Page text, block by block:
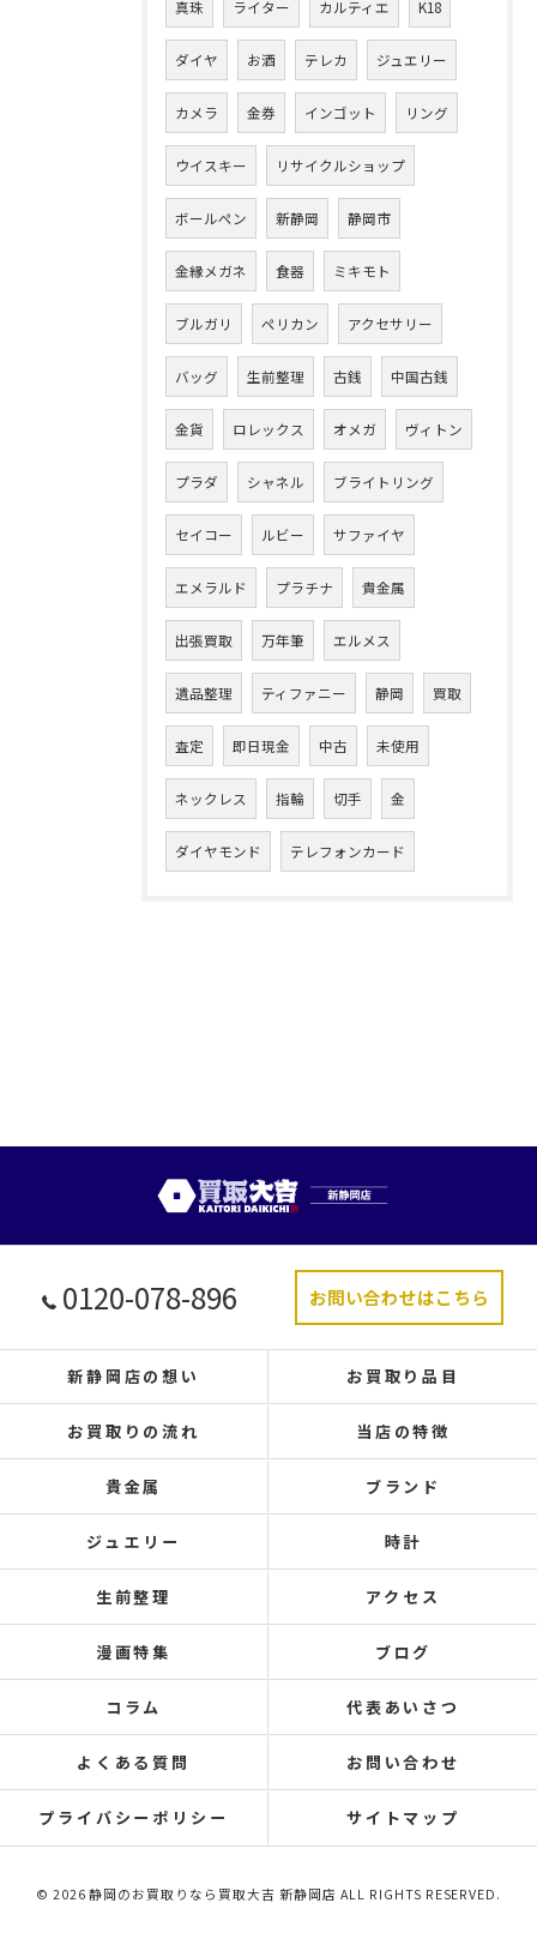
真珠 ライター カルティエ K18
ダイヤ お酒 テレカ ジュエリー
カメラ 金券 インゴット リング
ウイスキー リサイクルショップ
ボールペン 新静岡 静岡市
金縁メガネ 食器 ミキモト
ブルガリ ペリカン アクセサリー
バッグ 生前整理 古銭 中国古銭
金貨 ロレックス オメガ ヴィトン
プラダ シャネル ブライトリング
セイコー ルビー サファイヤ
エメラルド プラチナ 貴金属
出張買取 万年筆 エルメス
遺品整理 ティファニー 静岡 買取
査定 即日現金 中古 未使用
ネックレス 指輪 切手 金
ダイヤモンド テレフォンカード
0120-078-896 お問い合わせはこちら
新静岡店の想い お買取り品目
お買取りの流れ 当店の特徴
貴金属 ブランド
ジュエリー 時計
生前整理 アクセス
漫画特集 ブログ
コラム 代表あいさつ
よくある質問 お問い合わせ
プライバシーポリシー サイトマップ
© 2026 静岡のお買取りなら買取大吉 新静岡店 ALL RIGHTS RESERVED.